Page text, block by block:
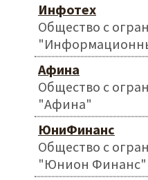
Инфотех
Общество с
Афина
Общество с
"Афина"
ЮниФинанс
Общество с
"Юнион Финанс"